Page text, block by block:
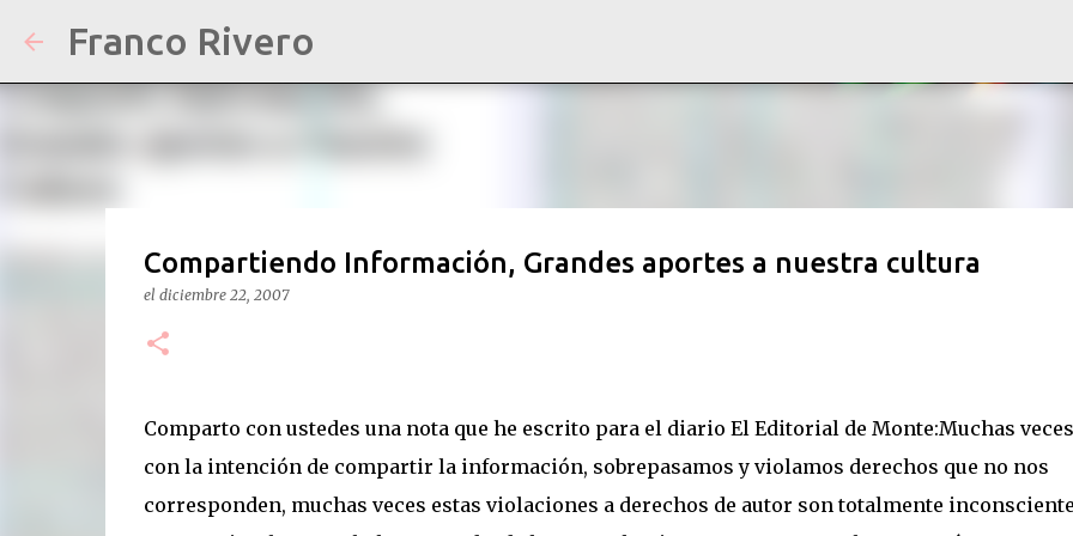
Franco Rivero
Compartiendo Información, Grandes aportes a nuestra cultura
el diciembre 22, 2007
Comparto con ustedes una nota que he escrito para el diario El Editorial de Monte:Muchas veces
con la intención de compartir la información, sobrepasamos y violamos derechos que no nos
corresponden, muchas veces estas violaciones a derechos de autor son totalmente